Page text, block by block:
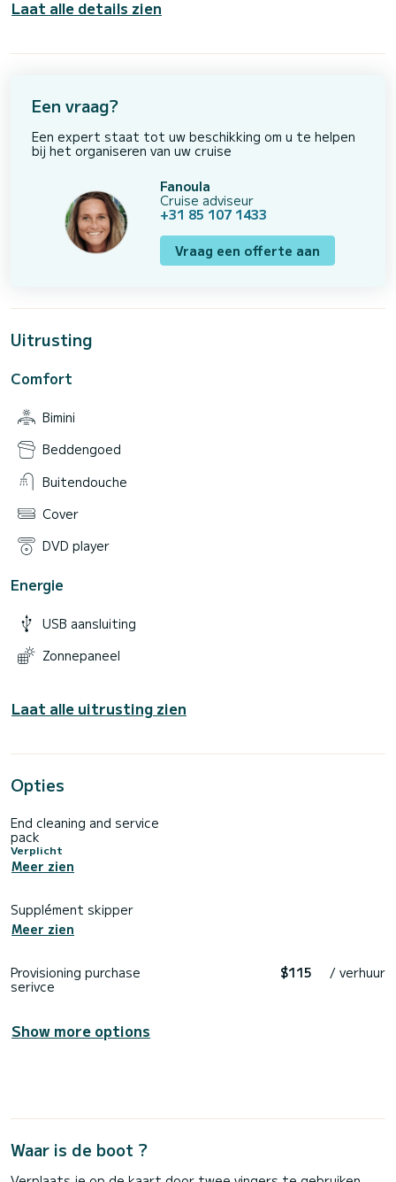
Laat alle details zien
Een vraag?
Een expert staat tot uw beschikking om u te helpen
bij het organiseren van uw cruise
Fanoula
Cruise adviseur
+31 85 107 1433
Vraag een offerte aan
Uitrusting
Comfort
Bimini
Beddengoed
Buitendouche
Cover
DVD player
Energie
USB aansluiting
Zonnepaneel
Laat alle uitrusting zien
Opties
End cleaning and service
pack
Verplicht
Meer zien
Supplément skipper
Meer zien
Provisioning purchase
serivce
$115 / verhuur
Show more options
Waar is de boot ?